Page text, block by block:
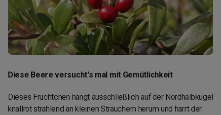
Diese Beere versucht's mal mit Gemütlichkeit
Dieses Früchtchen hängt ausschließlich auf der Nordhalbkugel
knallrot strahlend an kleinen Sträuchern herum und harrt der